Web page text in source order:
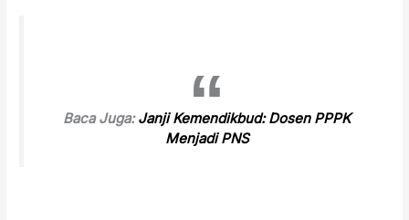
Baca Juga:Janji Kemendikbud: Dosen PPPK
Menjadi PNS